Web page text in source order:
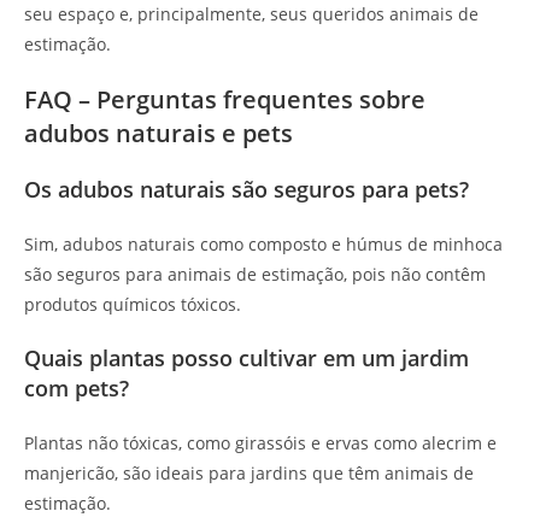
seu espaço e, principalmente, seus queridos animais de
estimação.
FAQ – Perguntas frequentes sobre
adubos naturais e pets
Os adubos naturais são seguros para pets?
Sim, adubos naturais como composto e húmus de minhoca
são seguros para animais de estimação, pois não contêm
produtos químicos tóxicos.
Quais plantas posso cultivar em um jardim
com pets?
Plantas não tóxicas, como girassóis e ervas como alecrim e
manjericão, são ideais para jardins que têm animais de
estimação.